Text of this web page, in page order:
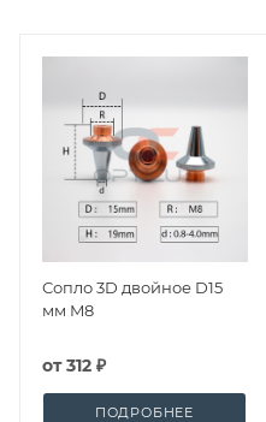
Сопло 3D двойное D15
мм M8
от312 ₽
ПОДРОБНЕЕ